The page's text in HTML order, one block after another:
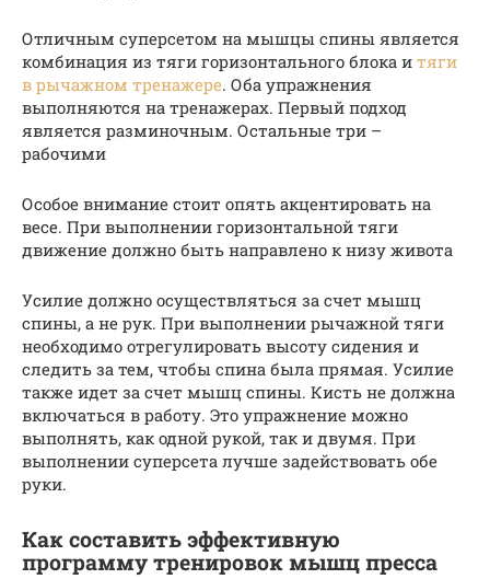
Отличным суперсетом на мышцы спины является
комбинация из тяги горизонтального блока и тяги
в рычажном тренажере. Оба упражнения
выполняются на тренажерах. Первый подход
является разминочным. Остальные три –
рабочими
Особое внимание стоит опять акцентировать на
весе. При выполнении горизонтальной тяги
движение должно быть направлено к низу живота
Усилие должно осуществляться за счет мышц
спины, а не рук. При выполнении рычажной тяги
необходимо отрегулировать высоту сидения и
следить за тем, чтобы спина была прямая. Усилие
также идет за счет мышц спины. Кисть не должна
включаться в работу. Это упражнение можно
выполнять, как одной рукой, так и двумя. При
выполнении суперсета лучше задействовать обе
руки.
Как составить эффективную
программу тренировок мышц пресса